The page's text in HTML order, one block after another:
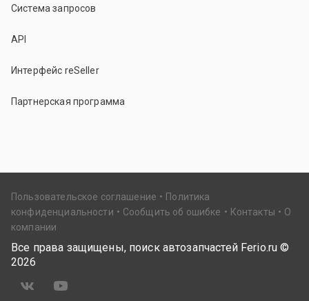
Система запросов
API
Интерфейс reSeller
Партнерская программа
Пользовательское соглашение
Политика
конфиденциальности
Сообщить об ошибке Контакты
О
компании
Все права защищены, поиск автозапчастей Ferio.ru ©
2026